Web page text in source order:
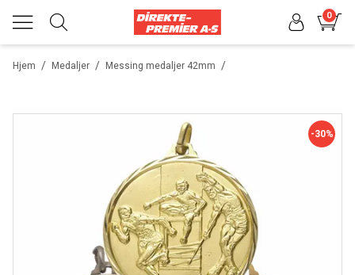
0
/
Hjem /
Medaljer /
Messing medaljer 42mm
-30%